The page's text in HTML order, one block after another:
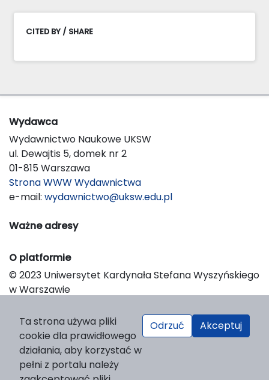
CITED BY / SHARE
Wydawca
Wydawnictwo Naukowe UKSW
ul. Dewajtis 5, domek nr 2
01-815 Warszawa
Strona WWW Wydawnictwa
e-mail: wydawnictwo@uksw.edu.pl
Ważne adresy
O platformie
© 2023 Uniwersytet Kardynała Stefana Wyszyńskiego
w Warszawie
Platform & Workflow by OJS/PKP
Ta strona używa pliki
cookie dla prawidłowego
działania, aby korzystać w
pełni z portalu należy
Odrzuć Akceptuj